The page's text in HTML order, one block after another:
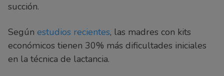
succión.
Según estudios recientes, las madres con kits
económicos tienen 30% más dificultades iniciales
en la técnica de lactancia.